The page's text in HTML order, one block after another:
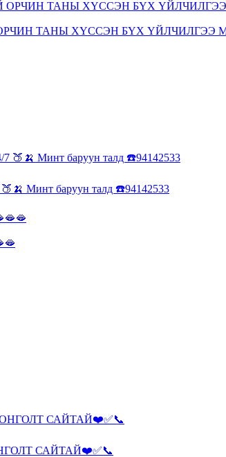
ТАНЫ ХҮССЭН БҮХ ҮЙЛЧИЛГЭЭ
Минт баруун талд ☎️94142533
САЙТАЙ❤️✅📞